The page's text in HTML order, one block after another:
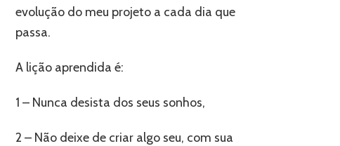
evolução do meu projeto a cada dia que
passa.
A lição aprendida é:
1 – Nunca desista dos seus sonhos,
2 – Não deixe de criar algo seu, com sua